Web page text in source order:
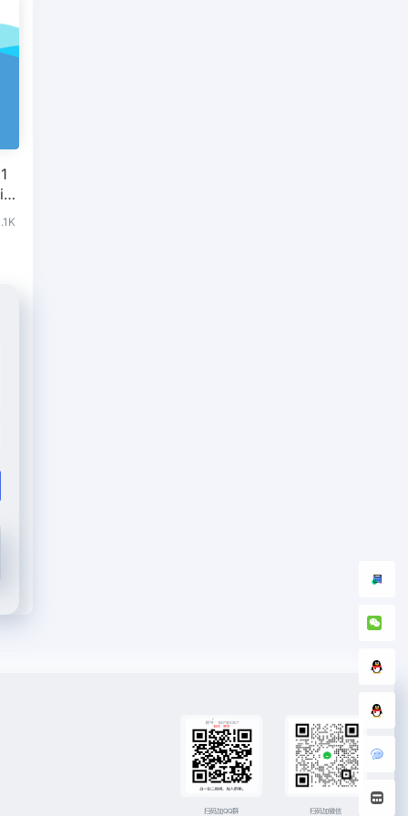
扫码加QQ群 扫码加微信